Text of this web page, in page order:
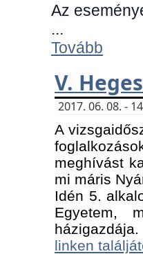
Az
...
Tovább
V.
2017. 06. 08. -
A
meghívást
mi máris
Idén 5.
Egyetem,
linken